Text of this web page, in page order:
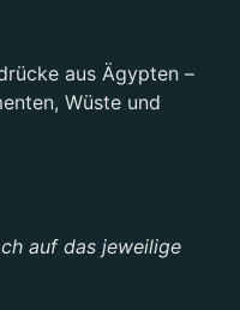
aus Ägypten –
Wüste und
auf das jeweilige